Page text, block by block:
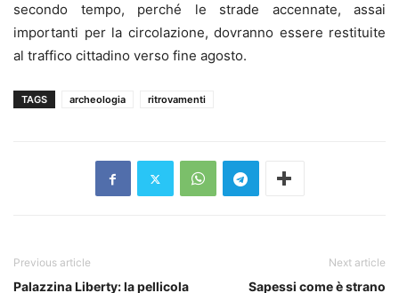
secondo tempo, perché le strade accennate, assai
importanti per la circolazione, dovranno essere restituite
al traffico cittadino verso fine agosto.
TAGS archeologia ritrovamenti
Previous article
Palazzina Liberty: la pellicola
Next article
Sapessi come è strano